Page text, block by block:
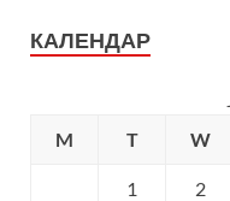
КАЛЕНДАР
M
T W
1 2